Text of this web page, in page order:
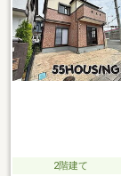
2階建て